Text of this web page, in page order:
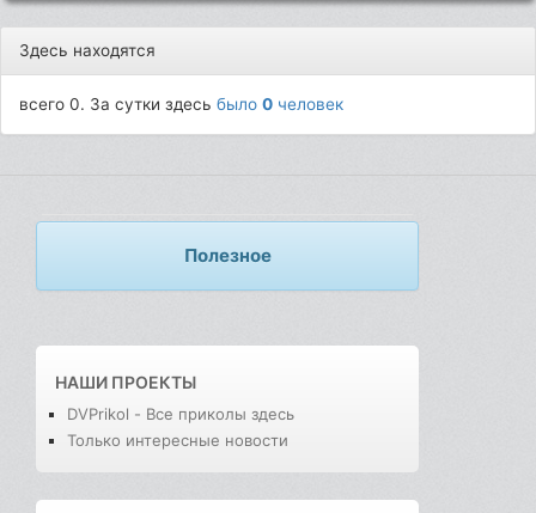
Здесь находятся
всего 0. За сутки здесьбыло0 человек
Полезное
НАШИ ПРОЕКТЫ
DVPrikol - Все приколы здесь
Только интересные новости